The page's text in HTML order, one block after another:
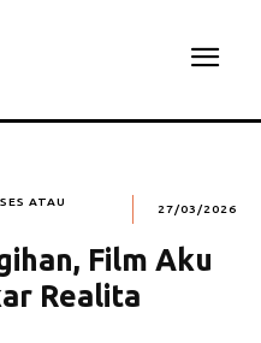
ATAU
27/03/2026
Film Aku
Realita